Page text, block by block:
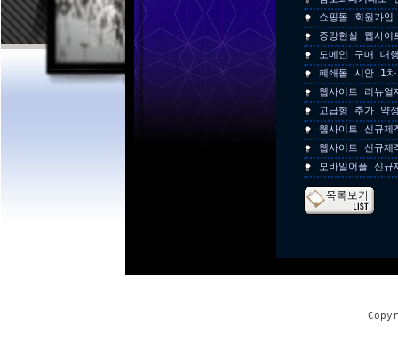
쇼핑몰 회원가
증강현실 웹사이
도메인 구매 대
폐쇄몰 시안 1차
웹사이트 리뉴얼
고급형 추가 약
웹사이트 신규제
웹사이트 신규제
모바일어플 신규